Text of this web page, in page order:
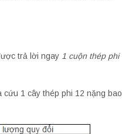
trả lời ngay 1 cuộn thép phi
1 cây thép phi 12 nặng bao